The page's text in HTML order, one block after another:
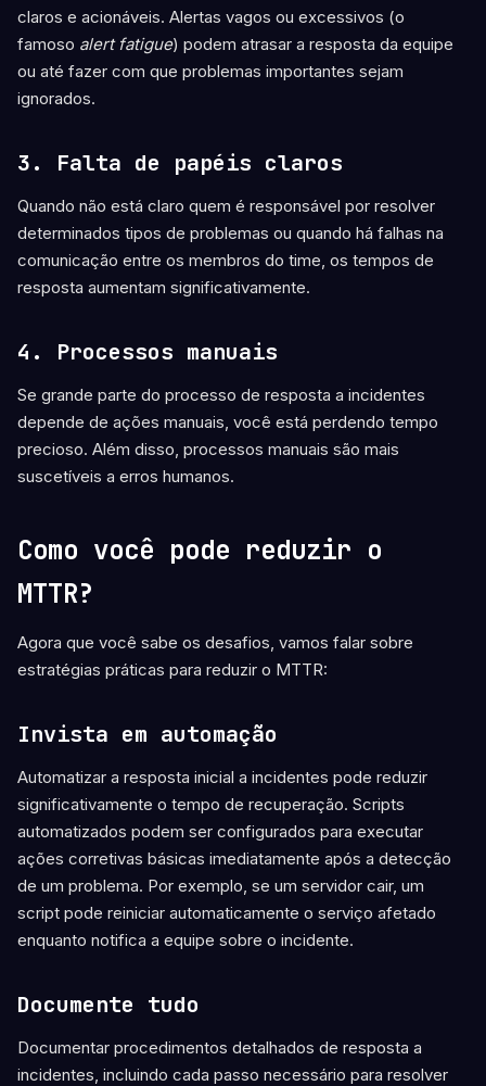
claros e acionáveis. Alertas vagos ou excessivos (o
famoso alert fatigue) podem atrasar a resposta da equipe
ou até fazer com que problemas importantes sejam
ignorados.
3. Falta de papéis claros
Quando não está claro quem é responsável por resolver
determinados tipos de problemas ou quando há falhas na
comunicação entre os membros do time, os tempos de
resposta aumentam significativamente.
4. Processos manuais
Se grande parte do processo de resposta a incidentes
depende de ações manuais, você está perdendo tempo
precioso. Além disso, processos manuais são mais
suscetíveis a erros humanos.
Como você pode reduzir o
MTTR?
Agora que você sabe os desafios, vamos falar sobre
estratégias práticas para reduzir o MTTR:
Invista em automação
Automatizar a resposta inicial a incidentes pode reduzir
significativamente o tempo de recuperação. Scripts
automatizados podem ser configurados para executar
ações corretivas básicas imediatamente após a detecção
de um problema. Por exemplo, se um servidor cair, um
script pode reiniciar automaticamente o serviço afetado
enquanto notifica a equipe sobre o incidente.
Documente tudo
Documentar procedimentos detalhados de resposta a
incidentes, incluindo cada passo necessário para resolver